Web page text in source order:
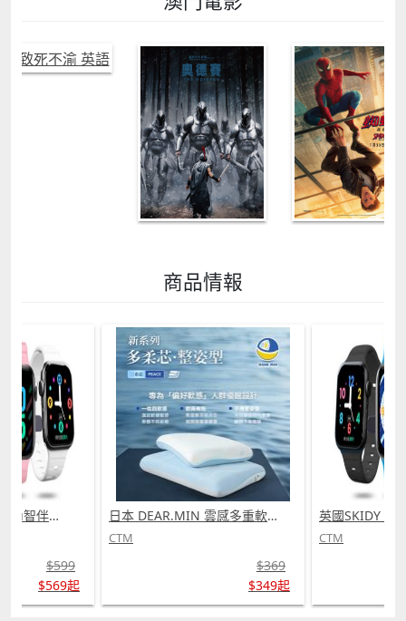
商品情報
英國SKIDY SmartEdu智伴高清流暢五重定位遠控180°旋攝雙向視頻海外適配兒童智能手錶PRO (需訂貨)
$599
$569起
日本 DEAR.MIN 雲感多重軟芯柔托緩壓Peace柔眠枕 (需訂貨)
CTM
$369
$349起
CTM